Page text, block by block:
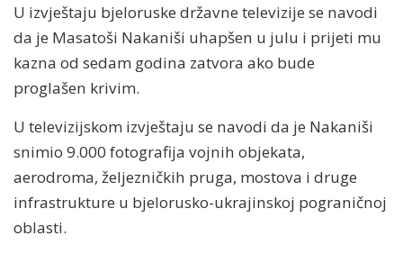
U izvještaju bjeloruske državne televizije se navodi
da je Masatoši Nakaniši uhapšen u julu i prijeti mu
kazna od sedam godina zatvora ako bude
proglašen krivim.
U televizijskom izvještaju se navodi da je Nakaniši
snimio 9.000 fotografija vojnih objekata,
aerodroma, željezničkih pruga, mostova i druge
infrastrukture u bjelorusko-ukrajinskoj pograničnoj
oblasti.